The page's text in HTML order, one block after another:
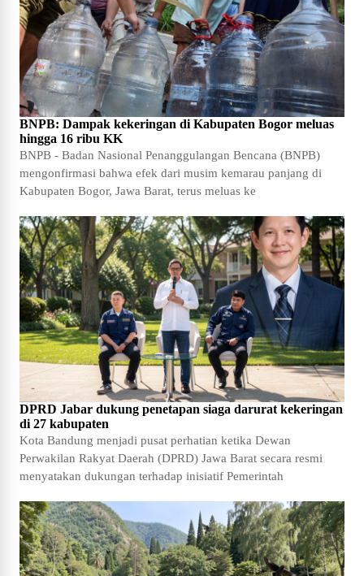
BNPB: Dampak kekeringan di Kabupaten Bogor meluas
hingga 16 ribu KK
BNPB - Badan Nasional Penanggulangan Bencana (BNPB)
mengonfirmasi bahwa efek dari musim kemarau panjang di
Kabupaten Bogor, Jawa Barat, terus meluas ke
DPRD Jabar dukung penetapan siaga darurat kekeringan
di 27 kabupaten
Kota Bandung menjadi pusat perhatian ketika Dewan
Perwakilan Rakyat Daerah (DPRD) Jawa Barat secara resmi
menyatakan dukungan terhadap inisiatif Pemerintah